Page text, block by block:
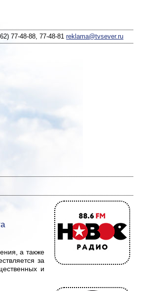
77-48-88, 77-48-81reklama@tvsever.ru
а также
за
и